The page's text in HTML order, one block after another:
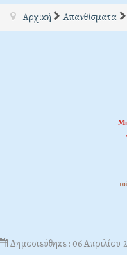
Αρχική Απανθίσματα
Δημοσιεύθηκε : 06 Απριλίου